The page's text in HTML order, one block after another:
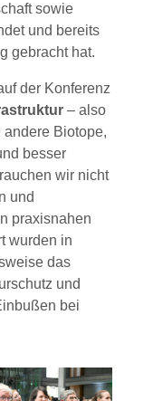
sowie
und bereits
gebracht hat.
der Konferenz
– also
Biotope,
besser
wir nicht
und
praxisnahen
wurden in
das
und
bei